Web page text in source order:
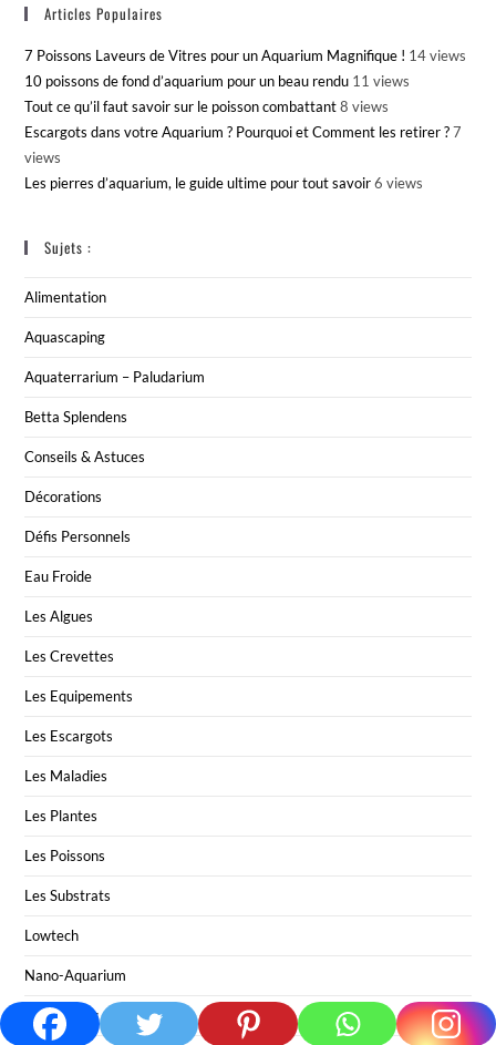
Articles Populaires
7 Poissons Laveurs de Vitres pour un Aquarium Magnifique ! 14 views
10 poissons de fond d’aquarium pour un beau rendu 11 views
Tout ce qu’il faut savoir sur le poisson combattant 8 views
Escargots dans votre Aquarium ? Pourquoi et Comment les retirer ? 7
views
Les pierres d’aquarium, le guide ultime pour tout savoir 6 views
Sujets :
Alimentation
Aquascaping
Aquaterrarium – Paludarium
Betta Splendens
Conseils & Astuces
Décorations
Défis Personnels
Eau Froide
Les Algues
Les Crevettes
Les Equipements
Les Escargots
Les Maladies
Les Plantes
Les Poissons
Les Substrats
Lowtech
Nano-Aquarium
Paramètres de l'eau